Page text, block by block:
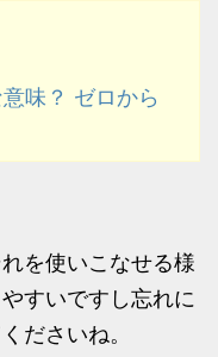
味？ ゼロから
を使いこなせる様
すいですし忘れに
ださいね。